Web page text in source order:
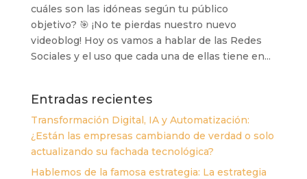
cuáles son las idóneas según tu público
objetivo? 🎯 ¡No te pierdas nuestro nuevo
videoblog! Hoy os vamos a hablar de las Redes
Sociales y el uso que cada una de ellas tiene en...
Entradas recientes
Transformación Digital, IA y Automatización:
¿Están las empresas cambiando de verdad o solo
actualizando su fachada tecnológica?
Hablemos de la famosa estrategia: La estrategia